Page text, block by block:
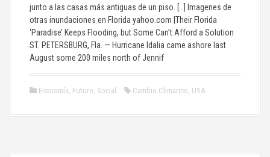
junto a las casas más antiguas de un piso. […] Imagenes de
otras inundaciones en Florida yahoo.com |Their Florida
‘Paradise’ Keeps Flooding, but Some Can’t Afford a Solution
ST. PETERSBURG, Fla. — Hurricane Idalia came ashore last
August some 200 miles north of Jennif
Economía, Futuro, Social Cambio Climarico, USA